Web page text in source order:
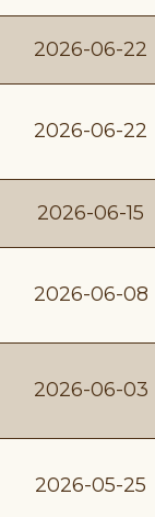
2026-06-22
2026-06-22
2026-06-15
2026-06-08
2026-06-03
2026-05-25